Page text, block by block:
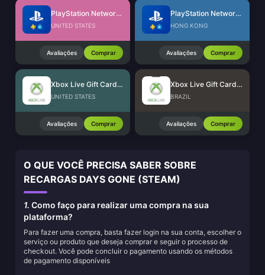
PlayStation Network Card (US)
UNITED STATES
Avaliações Comprar
PlayStation Network Card (HK)
HONG KONG
Avaliações Comprar
Xbox Live Gift Card (US)
UNITED STATES
Avaliações Comprar
Xbox Live Gift Card (BR)
BRAZIL
Avaliações Comprar
O QUE VOCÊ PRECISA SABER SOBRE
RECARGAS DAYS GONE (STEAM)
1. Como faço para realizar uma compra na sua
plataforma?
Para fazer uma compra, basta fazer login na sua conta, escolher o
serviço ou produto que deseja comprar e seguir o processo de
checkout. Você pode concluir o pagamento usando os métodos
de pagamento disponíveis